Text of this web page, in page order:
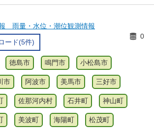
雨量・水位・潮位観測情報
ード(5件)
0
徳島市 鳴門市 小松島市
市 阿波市 美馬市 三好市
佐那河内村 石井町 神山町
美波町 海陽町 松茂町